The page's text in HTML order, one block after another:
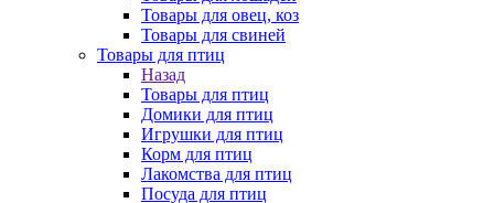
Товары для овец, коз
Товары для свиней
Товары для птиц
Назад
Товары для птиц
Домики для птиц
Игрушки для птиц
Корм для птиц
Лакомства для птиц
Посуда для птиц